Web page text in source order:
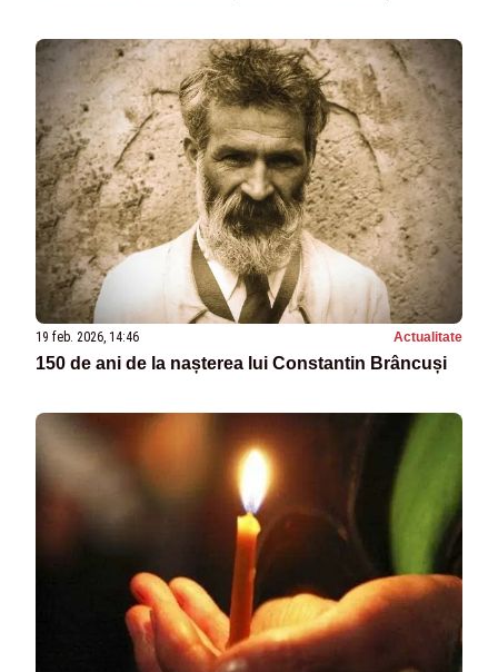
19 feb. 2026, 14:46 Actualitate
150 de ani de la nașterea lui Constantin Brâncuși